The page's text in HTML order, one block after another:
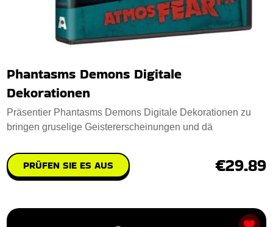
Phantasms Demons Digitale
Dekorationen
Präsentier Phantasms Demons Digitale Dekorationen zu
bringen gruselige Geistererscheinungen und dä
PRÜFEN SIE ES AUS €29.89